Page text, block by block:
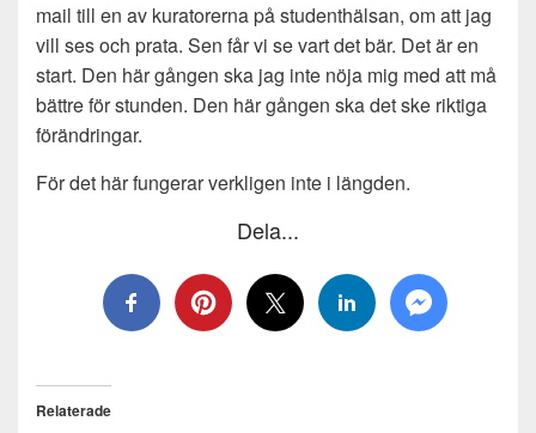
mail till en av kuratorerna på studenthälsan, om att jag
vill ses och prata. Sen får vi se vart det bär. Det är en
start. Den här gången ska jag inte nöja mig med att må
bättre för stunden. Den här gången ska det ske riktiga
förändringar.
För det här fungerar verkligen inte i längden.
Dela...
Relaterade